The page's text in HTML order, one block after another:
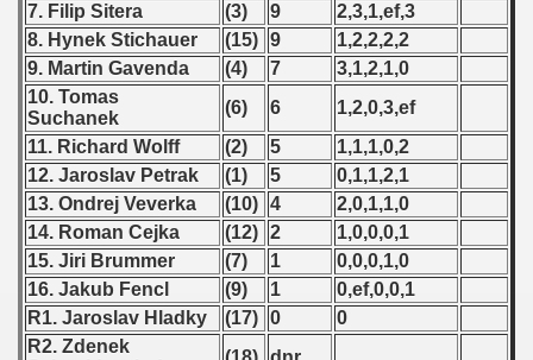
7. Filip Sitera
(3) 9
2,3,1,ef,3
8. Hynek Stichauer
(15) 9
1,2,2,2,2
9. Martin Gavenda
(4) 7
3,1,2,1,0
10. Tomas
Suchanek
(6) 6
1,2,0,3,ef
11. Richard Wolff
(2) 5
1,1,1,0,2
12. Jaroslav Petrak
(1) 5
0,1,1,2,1
13. Ondrej Veverka
(10) 4
2,0,1,1,0
14. Roman Cejka
(12) 2
1,0,0,0,1
15. Jiri Brummer
(7) 1
0,0,0,1,0
16. Jakub Fencl
(9) 1
0,ef,0,0,1
R1. Jaroslav Hladky
(17) 0
0
R2. Zdenek
1983